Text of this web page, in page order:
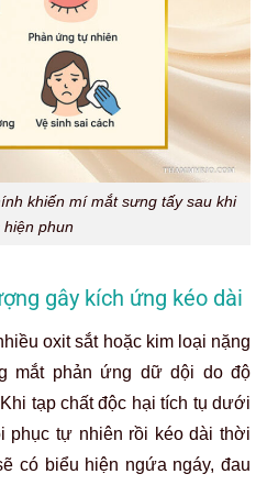
khiến mí mắt sưng tấy sau khi
hiện phun
gây kích ứng kéo dài
oxit sắt hoặc kim loại nặng
mắt phản ứng dữ dội do độ
tạp chất độc hại tích tụ dưới
phục tự nhiên rồi kéo dài thời
có biểu hiện ngứa ngáy, đau